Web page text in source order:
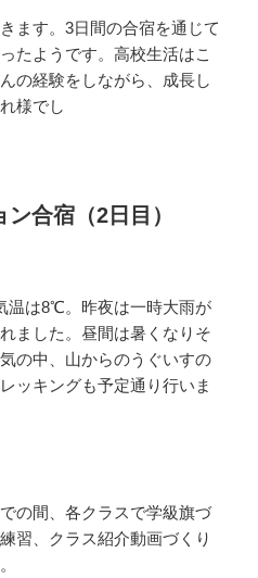
ます。3日間の合宿を通じて
たようです。高校生活はこ
の経験をしながら、成長し
様でし
合宿（2日目）
温は8℃。昨夜は一時大雨が
ました。昼間は暑くなりそ
の中、山からのうぐいすの
ッキングも予定通り行いま
の間、各クラスで学級旗づ
習、クラス紹介動画づくり